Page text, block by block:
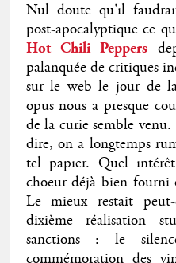
Nul doute qu'il
post-apocalyptique ce
Hot Chili Peppers
palanquée de critiques
sur le web le jour de
opus nous a presque
de la curie semble venu.
dire, on a longtemps
tel papier. Quel
choeur déjà bien fourni
Le mieux restait
dixième réalisation
sanctions : le
commémoration des